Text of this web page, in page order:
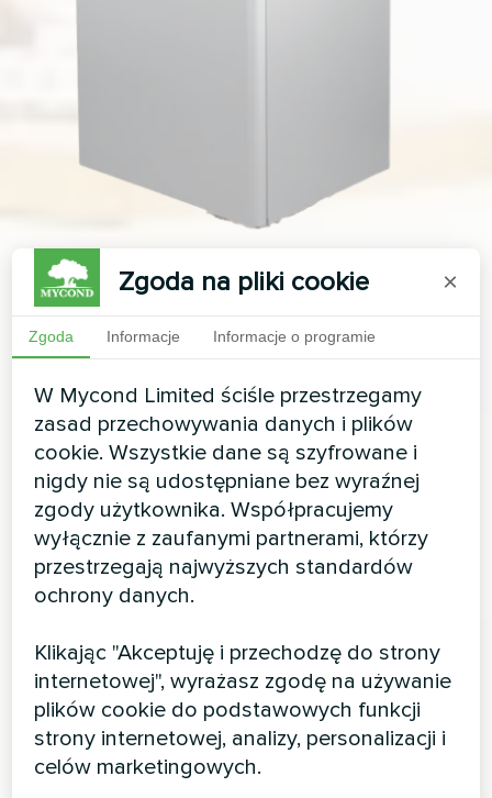
Zgoda na pliki cookie ×
Zgoda Informacje Informacje o programie
W Mycond Limited ściśle przestrzegamy
zasad przechowywania danych i plików
cookie. Wszystkie dane są szyfrowane i
nigdy nie są udostępniane bez wyraźnej
zgody użytkownika. Współpracujemy
wyłącznie z zaufanymi partnerami, którzy
przestrzegają najwyższych standardów
ochrony danych.
Klikając "Akceptuję i przechodzę do strony
internetowej", wyrażasz zgodę na używanie
plików cookie do podstawowych funkcji
strony internetowej, analizy, personalizacji i
celów marketingowych.